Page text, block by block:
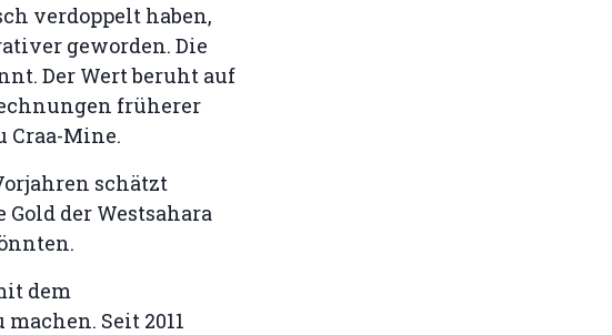
verdoppelt haben,
geworden. Die
Der Wert beruht auf
früherer
Craa-Mine.
schätzt
der Westsahara
dem
Seit 2011